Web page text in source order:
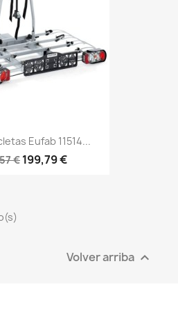
Eufab 11514...
€ 199,79 €
Volver arriba 